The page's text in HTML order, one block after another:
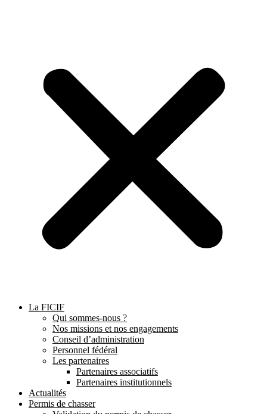
La FICIF
Qui sommes-nous ?
Nos missions et nos engagements
Conseil d’administration
Personnel fédéral
Les partenaires
Partenaires associatifs
Partenaires institutionnels
Actualités
Permis de chasser